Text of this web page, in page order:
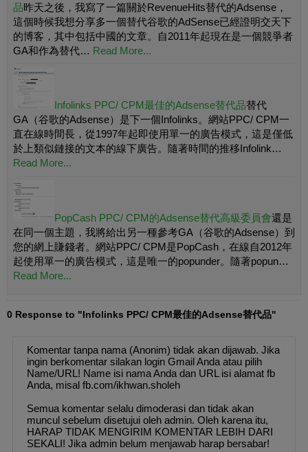
品昨天之後，我寫了一篇關於RevenueHits替代的Adsense，
這個時候我想分享多一個替代谷歌的AdSense已經證明交天下
的博客，其中包括中國的文章。自2011年起現在是一個競爭者
GA和作為替代… Read More...
Infolinks PPC/ CPM最佳的Adsense替代品替代
GA（谷歌的Adsense）是下一個Infolinks。網站PPC/ CPM一
直在線時間長，從1997年起即使用單一的廣告模式，這是僅低
於上類似鏈接的文本的線下廣告。隨著時間的推移Infolink…
Read More...
PopCash PPC/ CPM的Adsense替代高級委員會還是
在同一個主題，我將給出另一種參考GA（谷歌的Adsense）到
您的網上賺錢者。網站PPC/ CPM是PopCash，在線自2012年
起使用單一的廣告模式，這是唯一的popunder。隨著popun…
Read More...
0 Response to "Infolinks PPC/ CPM最佳的Adsense替代品"
Komentar tanpa nama (Anonim) tidak akan dijawab. Jika
ingin berkomentar silakan login Gmail Anda atau pilih
Name/URL! Name isi nama Anda dan URL isi alamat fb
Anda, misal fb.com/ikhwan.sholeh
Semua komentar selalu dimoderasi dan tidak akan
muncul sebelum disetujui oleh admin. Oleh karena itu,
HARAP TIDAK MENGIRIM KOMENTAR LEBIH DARI
SEKALI! Jika admin belum menjawab harap bersabar!